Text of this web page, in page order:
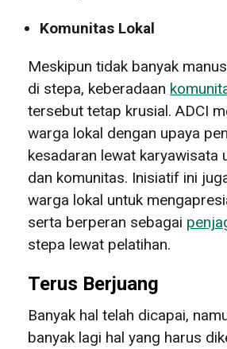
Komunitas Lokal
Meskipun tidak banyak
di stepa, keberadaan
tersebut tetap krusial. ADCI
warga lokal dengan upaya
kesadaran lewat karyawisata
dan komunitas. Inisiatif ini
warga lokal untuk
serta berperan sebagai
stepa lewat pelatihan.
Terus Berjuang
Banyak hal telah dicapai,
banyak lagi hal yang harus